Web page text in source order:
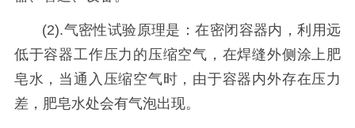
(2).气密性试验原理是：在密闭容器内，利用远
低于容器工作压力的压缩空气，在焊缝外侧涂上肥
皂水，当通入压缩空气时，由于容器内外存在压力
差，肥皂水处会有气泡出现。